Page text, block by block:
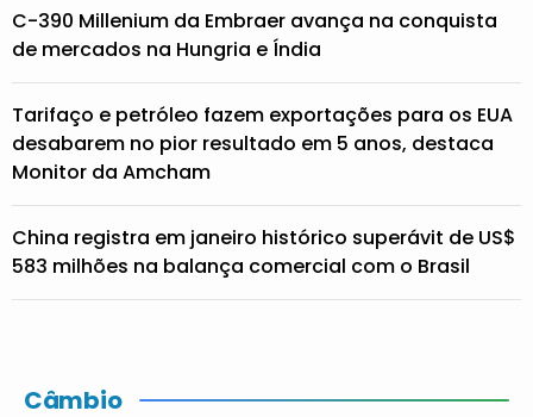
C-390 Millenium da Embraer avança na conquista
de mercados na Hungria e Índia
Tarifaço e petróleo fazem exportações para os EUA
desabarem no pior resultado em 5 anos, destaca
Monitor da Amcham
China registra em janeiro histórico superávit de US$
583 milhões na balança comercial com o Brasil
Câmbio